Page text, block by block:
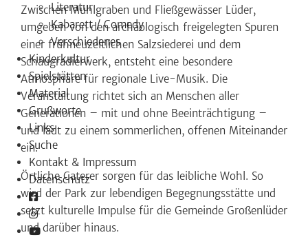
Literatur
Kabarett / Comedy
Verschiedenes
Kinderkultur
Spielstätten
Material
Grußworte
Links
Suche
Kontakt & Impressum
Datenschutz
Zwischen Mühlgraben und Fließgewässer Lüder,
umgeben von den archäologisch freigelegten Spuren
einer frühneuzeitlichen Salzsiederei und dem
Schaugradierwerk, entsteht eine besondere
Atmosphäre für regionale Live-Musik. Die
Veranstaltung richtet sich an Menschen aller
Generationen – mit und ohne Beeinträchtigung –
und lädt zu einem sommerlichen, offenen Miteinander
ein.
Örtliche Caterer sorgen für das leibliche Wohl. So
wird der Park zur lebendigen Begegnungsstätte und
setzt kulturelle Impulse für die Gemeinde Großenlüder
und darüber hinaus.